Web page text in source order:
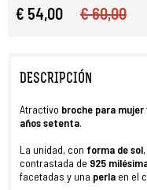
€ 54,00
€ 60,00
DESCRIPCIÓN
Atractivo broche para mujer
años setenta.
La unidad, con forma de sol
contrastada de 925
facetadas y una perla en el